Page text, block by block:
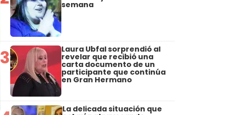
semana
3 Laura Ubfal sorprendió al
revelar que recibió una
carta documento de un
participante que continúa
en Gran Hermano
La delicada situación que